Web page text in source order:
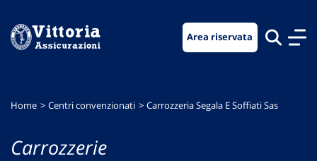
menu
contenuto
footer
Area riservata
Home Centri convenzionati Carrozzeria Segala E Soffiati Sas
Carrozzerie